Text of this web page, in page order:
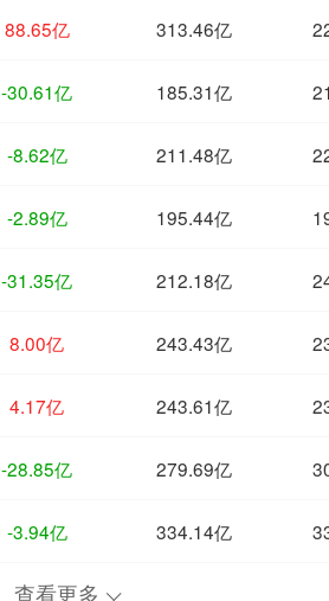
88.65亿 313.46亿
-30.61亿 185.31亿
-8.62亿 211.48亿
-2.89亿 195.44亿
-31.35亿 212.18亿
8.00亿 243.43亿
4.17亿 243.61亿
-28.85亿 279.69亿
-3.94亿 334.14亿
查看更多